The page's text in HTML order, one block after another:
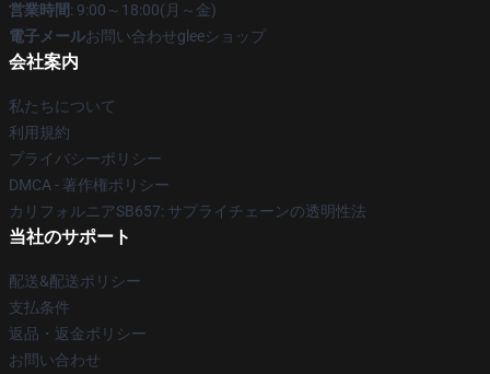
営業時間: 9:00～18:00(月～金)
電子メールお問い合わせgleeショップ
会社案内
私たちについて
利用規約
プライバシーポリシー
DMCA - 著作権ポリシー
カリフォルニアSB657: サプライチェーンの透明性法
当社のサポート
配送&配送ポリシー
支払条件
返品・返金ポリシー
お問い合わせ